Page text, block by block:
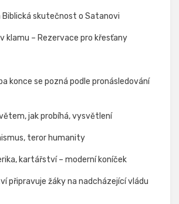
Biblická skutečnost o Satanovi
klamu – Rezervace pro křesťany
konce se pozná podle pronásledování
jak probíhá, vysvětlení
teror humanity
kartářství – moderní koníček
připravuje žáky na nadcházející vládu